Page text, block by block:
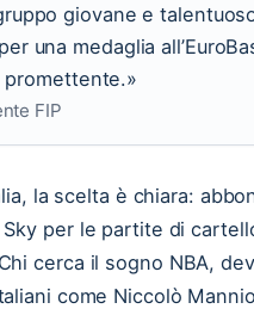
giovane e
una medaglia
FIP
la scelta è chiara:
Sky per le partite di
cerca il sogno NBA,
come Niccolò